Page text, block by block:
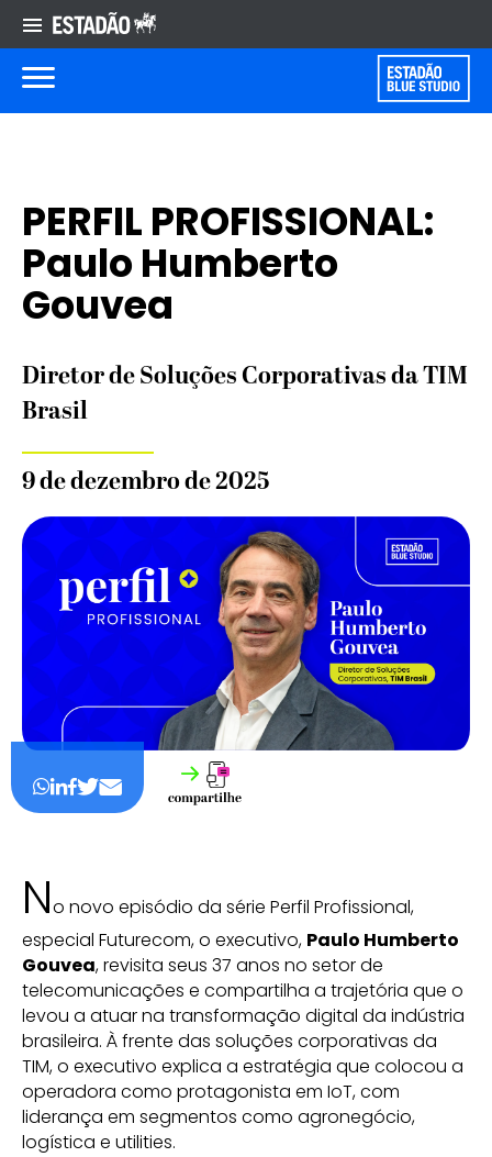
PERFIL PROFISSIONAL:
Paulo Humberto
Gouvea
Diretor de Soluções Corporativas da TIM
Brasil
9 de dezembro de 2025
No novo episódio da série Perfil Profissional,
especial Futurecom, o executivo, Paulo Humberto
Gouvea, revisita seus 37 anos no setor de
telecomunicações e compartilha a trajetória que o
levou a atuar na transformação digital da indústria
brasileira. À frente das soluções corporativas da
TIM, o executivo explica a estratégia que colocou a
operadora como protagonista em IoT, com
liderança em segmentos como agronegócio,
logística e utilities.